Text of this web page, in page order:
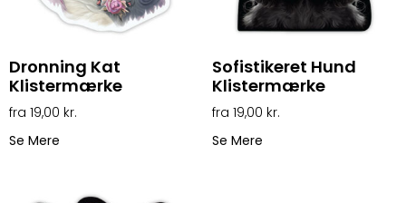
Dronning Kat
Klistermærke
19,00 kr.
Se Mere
Sofistikeret Hund
Klistermærke
19,00 kr.
Se Mere